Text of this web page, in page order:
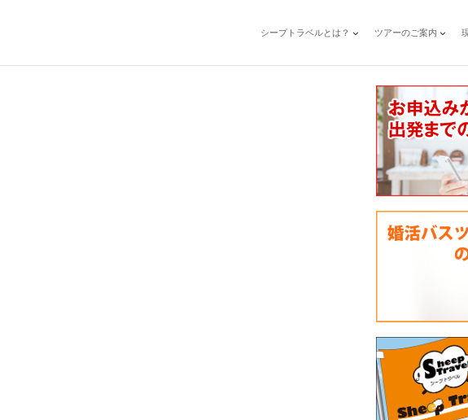
シープトラベルとは？ ツアーのご案内